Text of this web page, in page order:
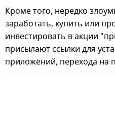
Кроме того, нередко
заработать, купить или
инвестировать в акции
присылают ссылки для
приложений, перехода на